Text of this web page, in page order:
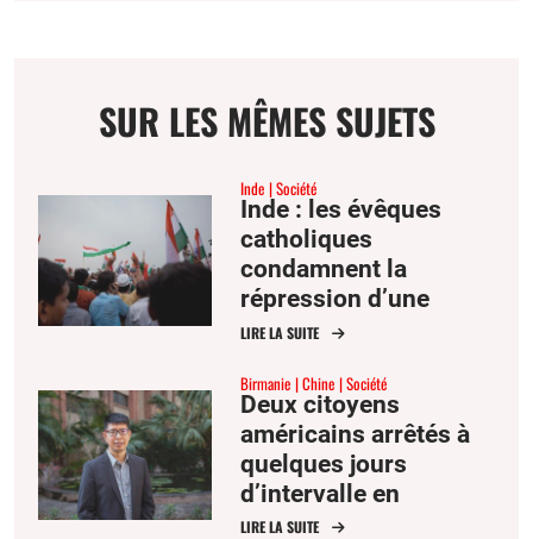
SUR LES MÊMES SUJETS
Inde Société
Inde : les évêques
catholiques
condamnent la
répression d’une
manifestation
LIRE LA SUITE
Birmanie Chine Société
Deux citoyens
américains arrêtés à
quelques jours
d’intervalle en
Birmanie et en Chine
LIRE LA SUITE